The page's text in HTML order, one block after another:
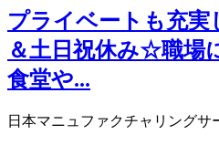
プライベートも充実
＆土日祝休み☆職場
食堂や...
日本マニュファクチャリングサ